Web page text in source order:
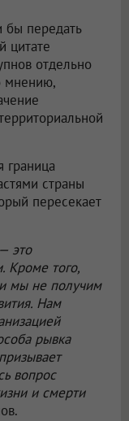
бы передать
цитате
отдельно
мнению,
граница
страны
пересекает
это
Кроме того,
мы не получим
Нам
рывка
вопрос
и смерти